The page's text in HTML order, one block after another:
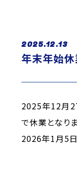
2025.12.13
年末年始
2025年12月
で休業となりま
2026年1月5日